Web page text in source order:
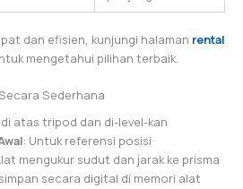
dan efisien, kunjungi halaman rental
mengetahui pilihan terbaik.
Sederhana
di atas tripod dan di-level-kan
: Untuk referensi posisi
mengukur sudut dan jarak ke prisma
secara digital di memori alat